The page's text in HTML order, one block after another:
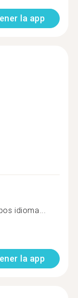
la app
idioma...
la app